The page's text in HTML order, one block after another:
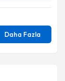
Daha Fazla